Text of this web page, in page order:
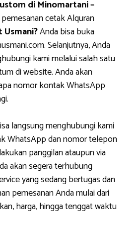
di Minomartani –
cetak Alquran
Usmani?Anda bisa buka
Selanjutnya, Anda
kami melalui salah satu
di website. Anda akan
nomor kontak WhatsApp
langsung menghubungi kami
WhatsApp dan nomor telepon
panggilan ataupun via
akan segera terhubung
yang sedang bertugas dan
pemesanan Anda mulai dari
harga, hingga tenggat waktu